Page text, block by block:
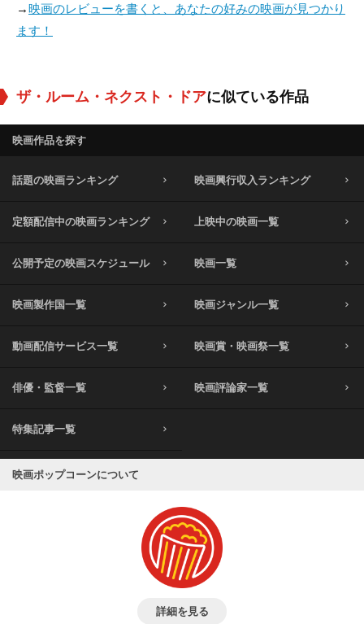
→映画のレビューを書くと、あなたの好みの映画が見つかり
ます！
ザ・ルーム・ネクスト・ドアに似ている作品
映画作品を探す
話題の映画ランキング 映画興行収入ランキング
定額配信中の映画ランキング 上映中の映画一覧
公開予定の映画スケジュール 映画一覧
映画製作国一覧 映画ジャンル一覧
動画配信サービス一覧 映画賞・映画祭一覧
俳優・監督一覧 映画評論家一覧
特集記事一覧
映画ポップコーンについて
詳細を見る